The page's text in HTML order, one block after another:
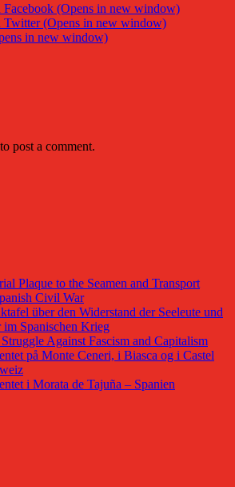
Facebook (Opens in new window)
Twitter (Opens in new window)
in new window)
to post a comment.
Plaque to the Seamen and Transport
Civil War
über den Widerstand der Seeleute und
im Spanischen Krieg
Against Fascism and Capitalism
på Monte Ceneri, i Biasca og i Castel
i Morata de Tajuña – Spanien